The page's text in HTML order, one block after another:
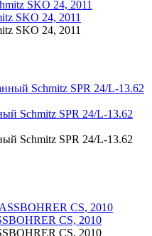
SKO 24, 2011
SKO 24, 2011
Schmitz SPR 24/L-13.62
Schmitz SPR 24/L-13.62
CS, 2010
CS, 2010